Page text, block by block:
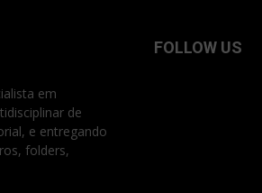
em
de
e entregando
folders,
FOLLOW US